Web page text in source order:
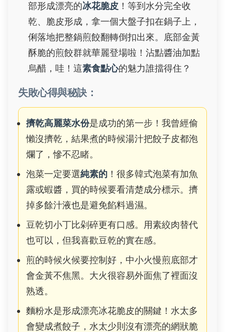
部形成漂亮的冰花脆皮 ！等到水分完全收
乾、脆皮形成，拿一個大盤子扣在鍋子上，
俐落地把整鍋煎餃翻轉倒扣出來。底部金黃
酥脆的煎餃群就華麗登場啦！沾點醬油加點
烏醋，哇！這素食點心的魅力誰擋得住？
失敗心得與秘訣：
擠乾高麗菜水份是成功的第一步！我曾經偷
懶沒擠乾，結果煮的時候湯汁把餃子皮都泡
爛了，慘不忍睹。
泡菜一定要選純素的 ！很多韓式泡菜有加魚
露或蝦醬，買的時候要看清楚成分標示。擠
掉多餘汁液也是避免餡料過濕。
豆乾切小丁比剁碎更有口感。用素絞肉替代
也可以，但我喜歡豆乾的實在感。
煎的時候火候要控制好，中小火慢煎底部才
會金黃不焦黑。大火很容易外面焦了裡面沒
熟透。
麵粉水是形成漂亮冰花脆皮的關鍵！水太多
會變成煮餃子，水太少則沒有漂亮的網狀脆